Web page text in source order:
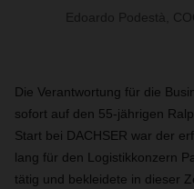
Edoardo Podestà,
Die Verantwortung für die
sofort auf den 55-jährigen
Start bei DACHSER war der
lang für den Logistikkonzern
tätig und bekleidete in dieser